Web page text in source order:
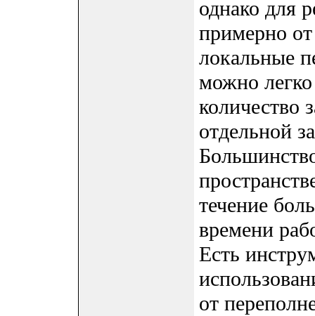
однако для
примерно
локальные
можно
количество
отдельной
течение
времени
Есть
от